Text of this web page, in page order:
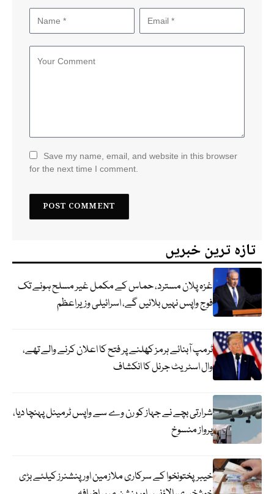
Save my name, email, and website in this browser
for the next time I comment.
تازہ ترین خبریں
غزہ پلان مسترد، حماس کے مکمل غیر مسلح ہونے تک
فوج واپس نہیں بلائیں گے، اسرائیلی وزیراعظم
ٹرمپ آبنائے ہرمز کھلنے پر فتح کا اعلان کرنے والے تھے،
وال اسٹریٹ جرنل کا انکشاف
شرارتی بچے نے جہاز کو رن وے سے واپس ٹرمینل پہنچا دیا،
پرواز منسوخ
خیبرپختونخوا کے سرکاری ملازمین اور پنشنرز کیلئے بڑی